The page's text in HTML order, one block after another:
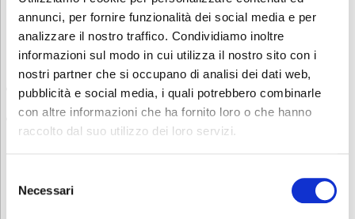
annunci, per fornire funzionalità dei social media e per
analizzare il nostro traffico. Condividiamo inoltre
informazioni sul modo in cui utilizza il nostro sito con i
nostri partner che si occupano di analisi dei dati web,
pubblicità e social media, i quali potrebbero combinarle
con altre informazioni che ha fornito loro o che hanno
raccolto dal suo utilizzo dei loro servizi.
delNecessari
comprensione della lingua veicolare del corso, che di norma è
l’italiano.
Questa verifica può avvenire tramite:
una dichiarazione scritta
da parte dell’azienda che attesti la
conoscenza della lingua da parte del lavoratore
un test di comprensione linguistica, somministrato prima
dell’inizio del corso